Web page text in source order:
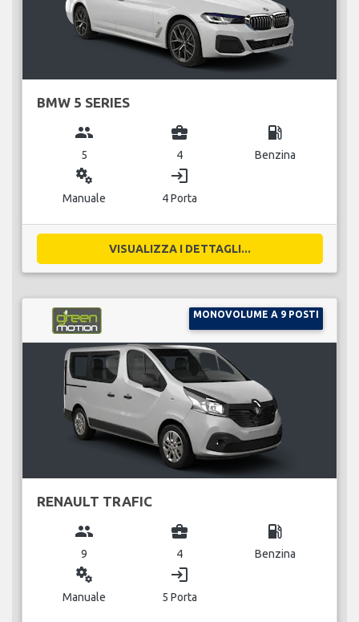
BMW 5 SERIES
group
5
business_center
4
local_gas_station
Benzina
miscellaneous_services
Manuale
login
4 Porta
VISUALIZZA I DETTAGLI...
MONOVOLUME A 9 POSTI
RENAULT TRAFIC
group
9
business_center
4
local_gas_station
Benzina
miscellaneous_services
Manuale
login
5 Porta